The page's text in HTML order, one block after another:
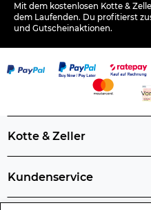
Mit dem kostenlosen Kotte &
dem Laufenden. Du profitierst
und Gutscheinaktionen.
Kotte & Zeller
Kundenservice